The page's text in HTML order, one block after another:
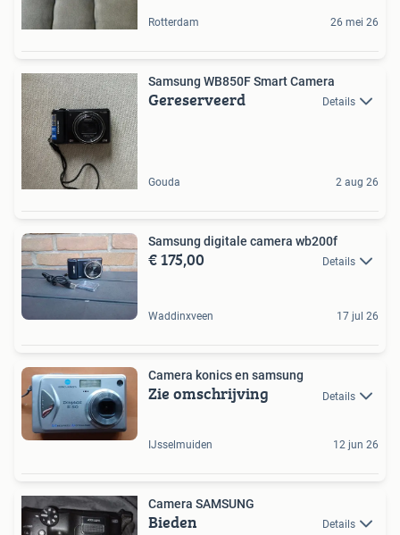
Rotterdam 26 mei 26
Samsung WB850F Smart Camera
Gereserveerd Details
Gouda 2 aug 26
Samsung digitale camera wb200f
€ 175,00 Details
Waddinxveen 17 jul 26
Camera konics en samsung
Zie omschrijving Details
IJsselmuiden 12 jun 26
Camera SAMSUNG
Bieden Details